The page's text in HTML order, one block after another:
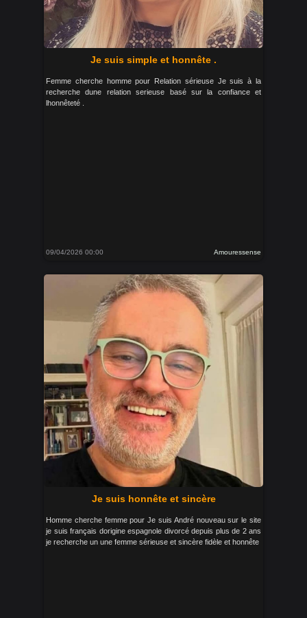
Je suis simple et honnête .
Femme cherche homme pour Relation sérieuse Je suis à la
recherche dune relation serieuse basé sur la confiance et
lhonnêteté .
09/04/2026 00:00 Amouressense
Je suis honnête et sincère
Homme cherche femme pour Je suis André nouveau sur le site
je suis français dorigine espagnole divorcé depuis plus de 2 ans
je recherche un une femme sérieuse et sincère fidèle et honnête